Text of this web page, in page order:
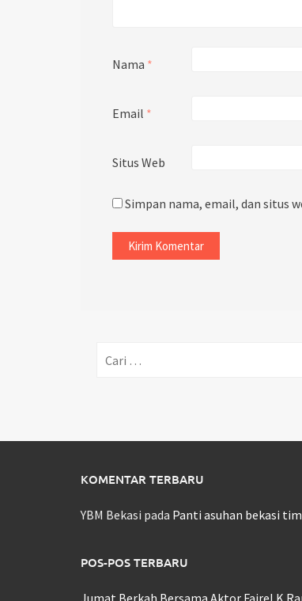
Nama *
Email *
Situs Web
Simpan nama, email, dan situs
untuk:
KOMENTAR TERBARU
YBM Bekasi pada Panti asuhan bekasi
POS-POS TERBARU
Jumat Berkah Bersama Aktor Fairel K